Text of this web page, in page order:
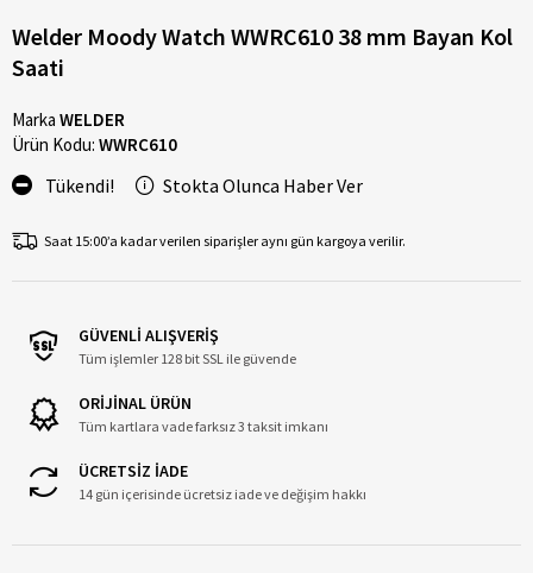
Welder Moody Watch WWRC610 38 mm Bayan Kol
Saati
Marka WELDER
Ürün Kodu: WWRC610
Tükendi! Stokta Olunca Haber Ver
Saat 15:00’a kadar verilen siparişler aynı gün kargoya verilir.
GÜVENLİ ALIŞVERİŞ
Tüm işlemler 128 bit SSL ile güvende
ORİJİNAL ÜRÜN
Tüm kartlara vade farksız 3 taksit imkanı
ÜCRETSİZ İADE
14 gün içerisinde ücretsiz iade ve değişim hakkı